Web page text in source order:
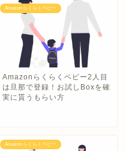
Amazon らくらくベビー
Amazonらくらくベビー2人目
は旦那で登録！お試しBoxを確
実に貰うもらい方
Amazon らくらくベビー